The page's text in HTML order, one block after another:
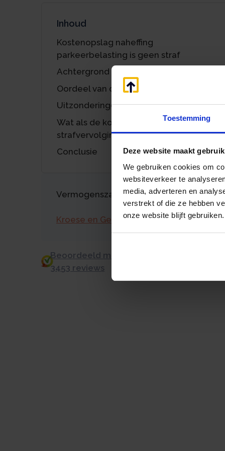
Toestemming
Deze website maakt
We gebruiken cookies om
websiteverkeer te
media, adverteren en
verstrekt of die ze hebben
onze website blijft gebruiken.
Inhoud
Kostenopslag naheffing
parkeerbelasting is geen straf
Achtergrond
Oordeel van de Hoge Raad
Uitzonderingen op de kostenopslag
Wat als de kostenopslag als
strafvervolging zou gelden?
Conclusie
Vermogenszaken goed regelen?
Kroese en Geraerts
Beoordeeld met een 9.0 uit 10 op basis van
3453 reviews